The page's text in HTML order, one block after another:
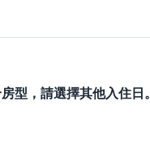
型，請選擇其他入住日。